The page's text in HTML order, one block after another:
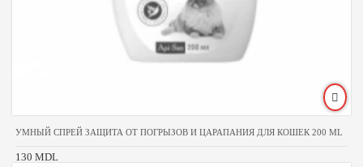
УМНЫЙ СПРЕЙ ЗАЩИТА ОТ ПОГРЫЗОВ И ЦАРАПАНИЯ ДЛЯ КОШЕК 200 ML
130 MDL